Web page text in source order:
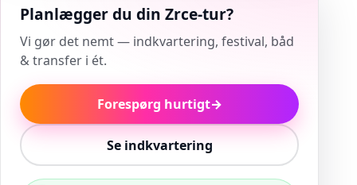
Planlægger du din Zrce-tur?
Vi gør det nemt — indkvartering, festival, båd
& transfer i ét.
Forespørg hurtigt→
Se indkvartering